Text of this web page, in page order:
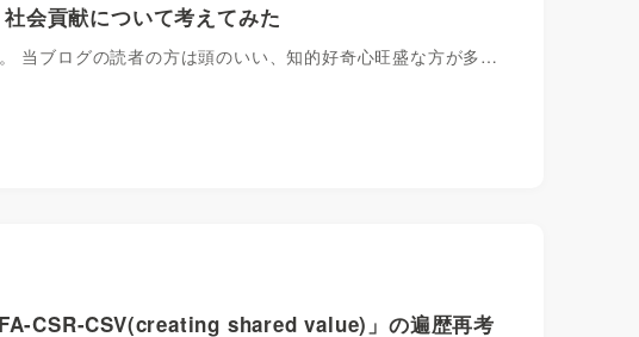
会貢献について考えてみた
当ブログの読者の方は頭のいい、知的好奇心旺盛な方が多…
CSR-CSV(creating shared value)」の遍歴再考